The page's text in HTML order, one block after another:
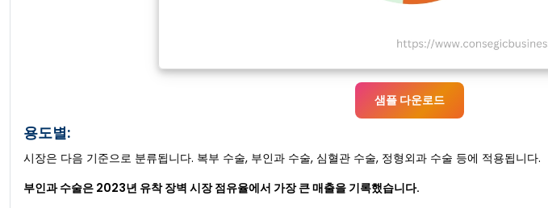
샘플 다운로드
용도별:
시장은 다음 기준으로 분류됩니다. 복부 수술, 부인과 수술, 심혈관 수술, 정형외과 수술 등에 적용됩니다.
부인과 수술은 2023년 유착 장벽 시장 점유율에서 가장 큰 매출을 기록했습니다.